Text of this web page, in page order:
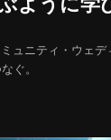
ュニティ・ウェデ
ぐ。